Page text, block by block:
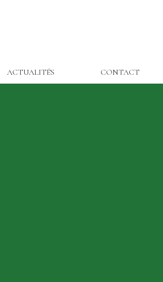
ACTUALITÉS CONTACT